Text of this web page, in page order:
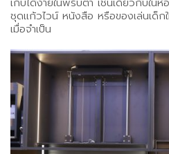
ชุดแก้วไวน์ หนังสือ หรือของเล่นเด็ก
เมื่อจำเป็น